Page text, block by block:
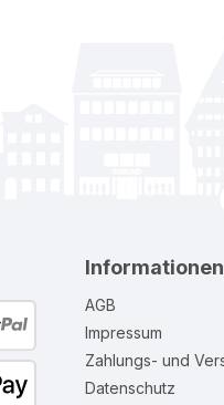
Informationen
AGB
Impressum
Zahlungs- und
Datenschutz